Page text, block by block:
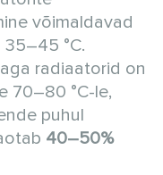
võimaldavad
°C.
radiaatorid on
70–80 °C-le,
puhul
40–50%